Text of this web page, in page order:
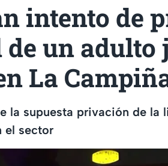
intento de
un adulto
La
la supuesta privación de la
el sector